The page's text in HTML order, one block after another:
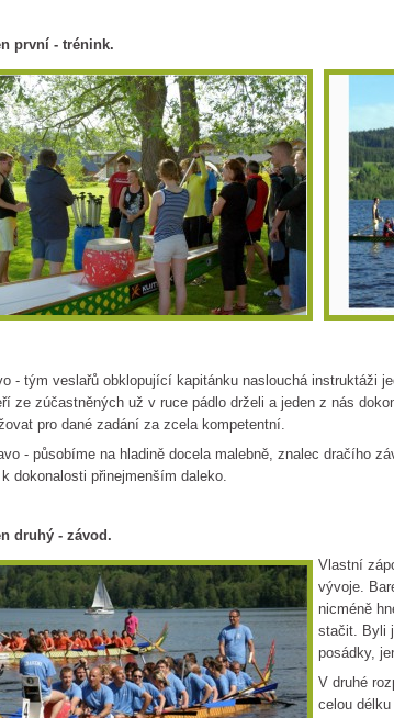
první - trénink.
- tým veslařů obklopující kapitánku naslouchá instruktáži
ze zúčastněných už v ruce pádlo drželi a jeden z nás
pro dané zadání za zcela kompetentní.
- působíme na hladině docela malebně, znalec dračího
k dokonalosti přinejmenším daleko.
druhý - závod.
Vlastní
vývoje.
nicméně
stačit. Byli
posádky,
V druhé
celou